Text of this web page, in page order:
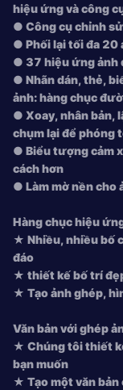
hiệu ứng và công
● Công cụ chỉnh
● Phối lại tối đa 20
● 37 hiệu ứng ảnh
● Nhãn dán, thẻ,
ảnh: hàng chục
● Xoay, nhân bản,
chụm lại để phóng
● Biểu tượng cảm
cách hơn
● Làm mờ nền cho
Hàng chục hiệu
★ Nhiều, nhiều bố
đáo
★ thiết kế bố trí
★ Tạo ảnh ghép,
Văn bản với ghép
★ Chúng tôi thiết
bạn muốn
★ Tạo một văn bản